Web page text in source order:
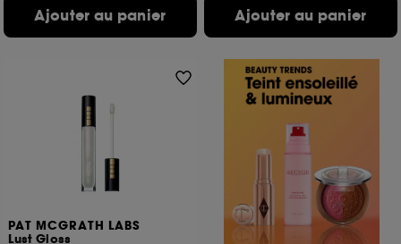
Ajouter au panier Ajouter au panier
PAT MCGRATH LABS
Lust Gloss